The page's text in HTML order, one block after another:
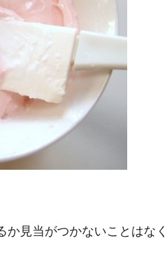
見当がつかないことはなく